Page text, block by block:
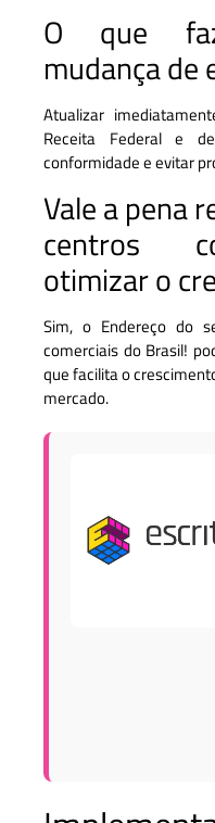
O que
mudança de
Atualizar
Receita Federal e
conformidade e evitar
Vale a pena
centros
otimizar o
Sim, o Endereço do
comerciais do Brasil!
que facilita o
mercado.